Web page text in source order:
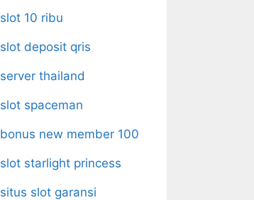
slot 10 ribu
slot deposit qris
server thailand
slot spaceman
bonus new member 100
slot starlight princess
situs slot garansi